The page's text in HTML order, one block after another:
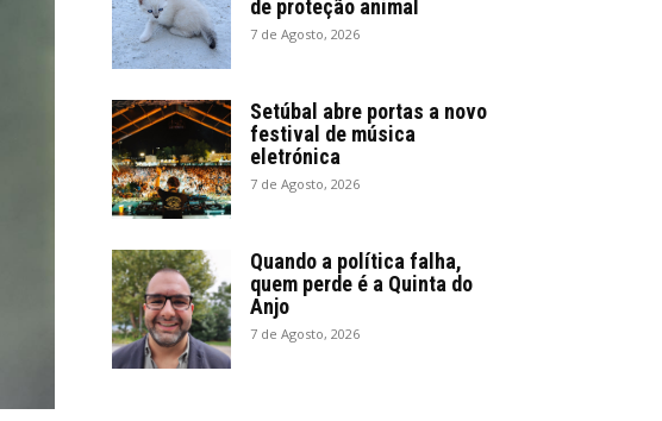
de proteção animal
7 de Agosto, 2026
Setúbal abre portas a novo
festival de música
eletrónica
7 de Agosto, 2026
Quando a política falha,
quem perde é a Quinta do
Anjo
7 de Agosto, 2026